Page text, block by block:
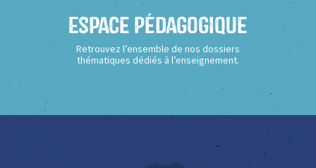
Espace Pédagogique
Retrouvez l’ensemble de nos dossiers
thématiques dédiés à l’enseignement.